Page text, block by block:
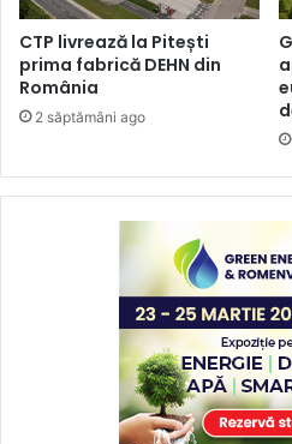
CTP livrează la Pitești
prima fabrică DEHN din
România
2 săptămâni ago